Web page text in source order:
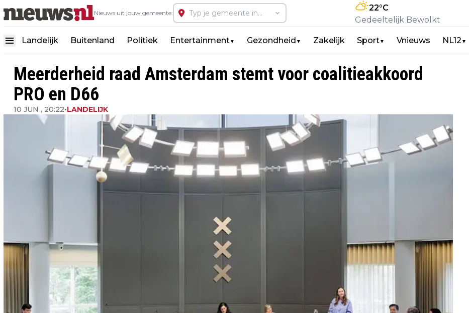
Nieuws uit jouw gemeente:
22°C
Gedeeltelijk Bewolkt
Landelijk Buitenland Politiek Entertainment▼ Gezondheid ▼ Zakelijk Sport▼ Vnieuws NL12 ▼
Meerderheid raad Amsterdam stemt voor coalitieakkoord
PRO en D66
10 JUN , 20:22•LANDELIJK